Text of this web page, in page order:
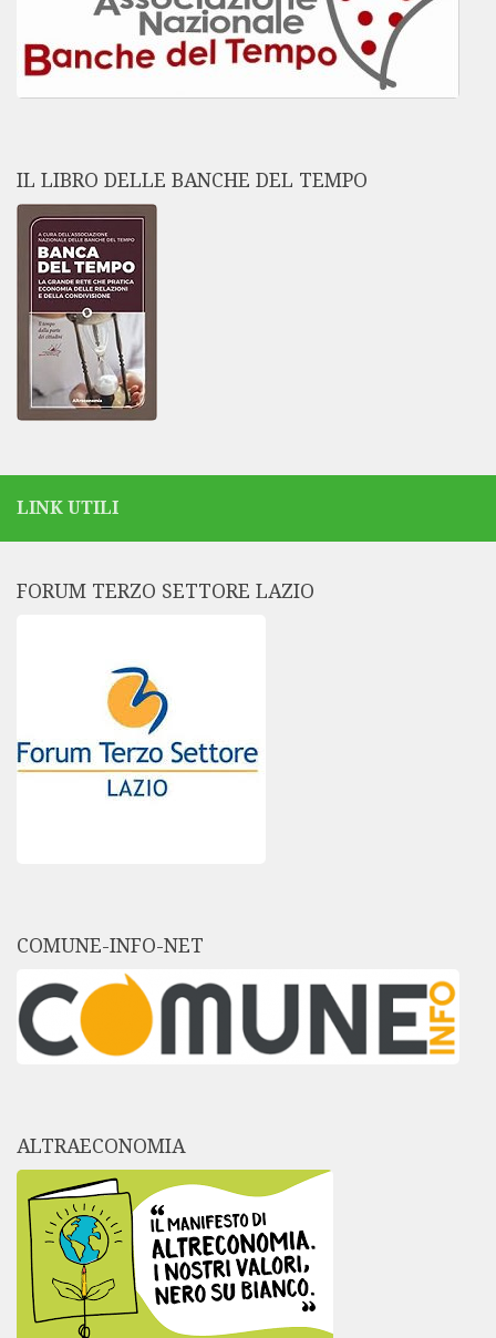
IL LIBRO DELLE BANCHE DEL TEMPO
LINK UTILI
FORUM TERZO SETTORE LAZIO
COMUNE-INFO-NET
ALTRAECONOMIA